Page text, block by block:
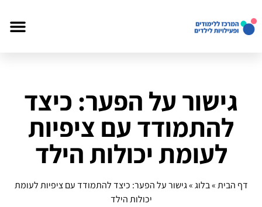
גישור על הפער: כיצד
להתמודד עם ציפיות
לעומת יכולות הילד
דף הבית»בלוג»גישור על הפער: כיצד להתמודד עם ציפיות לעומת
יכולות הילד